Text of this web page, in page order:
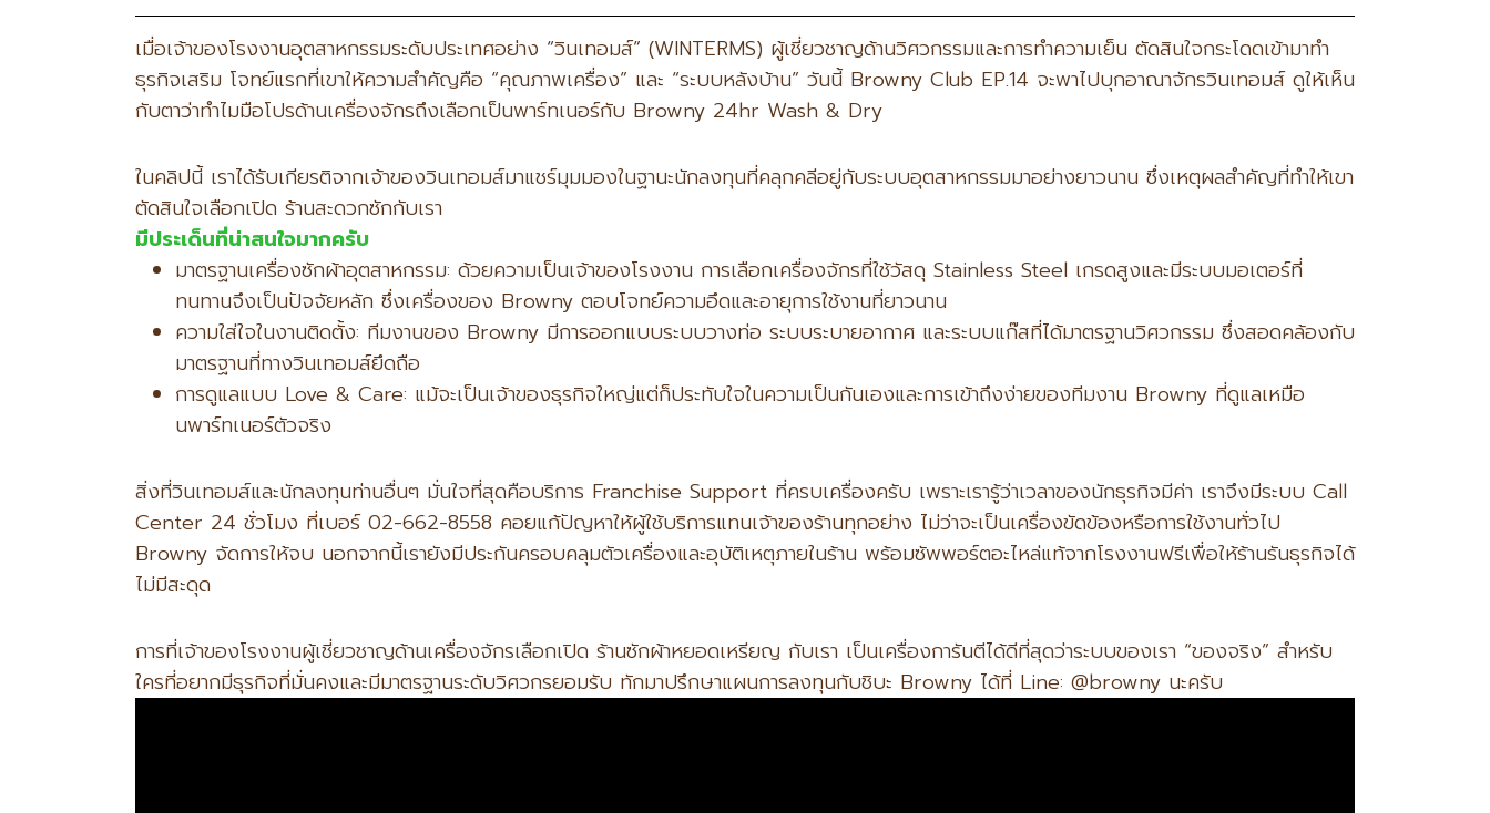
เมื่อเจ้าของโรงงานอุตสาหกรรมระดับประเทศอย่าง “วินเทอมส์” (WINTERMS) ผู้เชี่ยวชาญด้านวิศวกรรมและการทำความเย็น ตัดสินใจกระโดดเข้ามาทำ
ธุรกิจเสริม โจทย์แรกที่เขาให้ความสำคัญคือ “คุณภาพเครื่อง” และ “ระบบหลังบ้าน” วันนี้ Browny Club EP.14 จะพาไปบุกอาณาจักรวินเทอมส์ ดูให้เห็น
กับตาว่าทำไมมือโปรด้านเครื่องจักรถึงเลือกเป็นพาร์ทเนอร์กับ Browny 24hr Wash & Dry
ในคลิปนี้ เราได้รับเกียรติจากเจ้าของวินเทอมส์มาแชร์มุมมองในฐานะนักลงทุนที่คลุกคลีอยู่กับระบบอุตสาหกรรมมาอย่างยาวนาน ซึ่งเหตุผลสำคัญที่ทำให้เขา
ตัดสินใจเลือกเปิด ร้านสะดวกซักกับเรา
มีประเด็นที่น่าสนใจมากครับ
มาตรฐานเครื่องซักผ้าอุตสาหกรรม: ด้วยความเป็นเจ้าของโรงงาน การเลือกเครื่องจักรที่ใช้วัสดุ Stainless Steel เกรดสูงและมีระบบมอเตอร์ที่
ทนทานจึงเป็นปัจจัยหลัก ซึ่งเครื่องของ Browny ตอบโจทย์ความอึดและอายุการใช้งานที่ยาวนาน
ความใส่ใจในงานติดตั้ง: ทีมงานของ Browny มีการออกแบบระบบวางท่อ ระบบระบายอากาศ และระบบแก๊สที่ได้มาตรฐานวิศวกรรม ซึ่งสอดคล้องกับ
มาตรฐานที่ทางวินเทอมส์ยึดถือ
การดูแลแบบ Love & Care: แม้จะเป็นเจ้าของธุรกิจใหญ่แต่ก็ประทับใจในความเป็นกันเองและการเข้าถึงง่ายของทีมงาน Browny ที่ดูแลเหมือ
นพาร์ทเนอร์ตัวจริง
สิ่งที่วินเทอมส์และนักลงทุนท่านอื่นๆ มั่นใจที่สุดคือบริการ Franchise Support ที่ครบเครื่องครับ เพราะเรารู้ว่าเวลาของนักธุรกิจมีค่า เราจึงมีระบบ Call
Center 24 ชั่วโมง ที่เบอร์ 02-662-8558 คอยแก้ปัญหาให้ผู้ใช้บริการแทนเจ้าของร้านทุกอย่าง ไม่ว่าจะเป็นเครื่องขัดข้องหรือการใช้งานทั่วไป
Browny จัดการให้จบ นอกจากนี้เรายังมีประกันครอบคลุมตัวเครื่องและอุบัติเหตุภายในร้าน พร้อมซัพพอร์ตอะไหล่แท้จากโรงงานฟรีเพื่อให้ร้านรันธุรกิจได้
ไม่มีสะดุด
การที่เจ้าของโรงงานผู้เชี่ยวชาญด้านเครื่องจักรเลือกเปิด ร้านซักผ้าหยอดเหรียญ กับเรา เป็นเครื่องการันตีได้ดีที่สุดว่าระบบของเรา “ของจริง” สำหรับ
ใครที่อยากมีธุรกิจที่มั่นคงและมีมาตรฐานระดับวิศวกรยอมรับ ทักมาปรึกษาแผนการลงทุนกับชิบะ Browny ได้ที่ Line: @browny นะครับ